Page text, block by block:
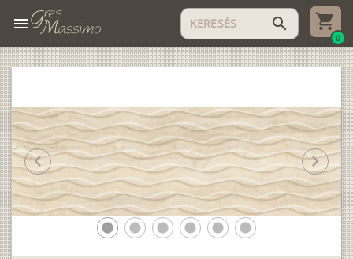
menu search
0
lens lens lens lens lens lens
chevron_left chevron_right